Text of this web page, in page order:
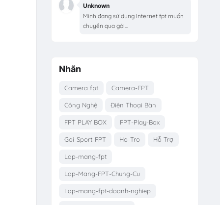
Unknown
Mình đang sử dụng Internet fpt muốn
chuyển qua gói...
Nhãn
Camera fpt Camera-FPT
Công Nghệ Điện Thoại Bàn
FPT PLAY BOX FPT-Play-Box
Goi-Sport-FPT Ho-Tro Hỗ Trợ
Lap-mang-fpt
Lap-Mang-FPT-Chung-Cu
Lap-mang-fpt-doanh-nghiep